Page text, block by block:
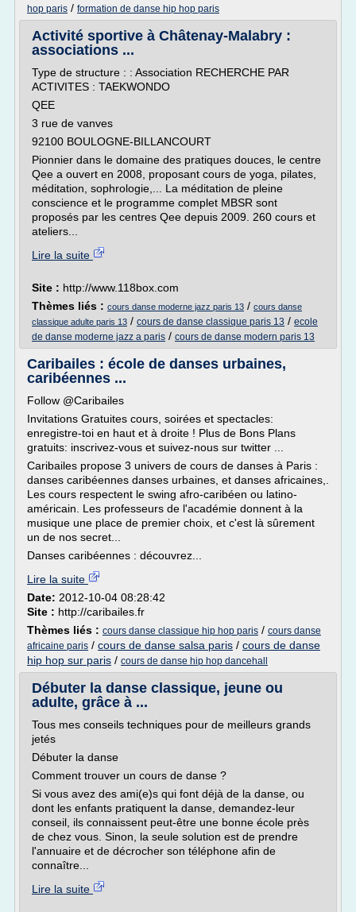
hop paris / formation de danse hip hop paris
Activité sportive à Châtenay-Malabry :
associations ...
Type de structure : : Association RECHERCHE PAR
ACTIVITES : TAEKWONDO
QEE
3 rue de vanves
92100 BOULOGNE-BILLANCOURT
Pionnier dans le domaine des pratiques douces, le centre
Qee a ouvert en 2008, proposant cours de yoga, pilates,
méditation, sophrologie,... La méditation de pleine
conscience et le programme complet MBSR sont
proposés par les centres Qee depuis 2009. 260 cours et
ateliers...
Lire la suite
Site : http://www.118box.com
Thèmes liés : cours danse moderne jazz paris 13 / cours danse
classique adulte paris 13 / cours de danse classique paris 13 / ecole
de danse moderne jazz a paris / cours de danse modern paris 13
Caribailes : école de danses urbaines,
caribéennes ...
Follow @Caribailes
Invitations Gratuites cours, soirées et spectacles:
enregistre-toi en haut et à droite ! Plus de Bons Plans
gratuits: inscrivez-vous et suivez-nous sur twitter ...
Caribailes propose 3 univers de cours de danses à Paris :
danses caribéennes danses urbaines, et danses africaines,.
Les cours respectent le swing afro-caribéen ou latino-
américain. Les professeurs de l'académie donnent à la
musique une place de premier choix, et c'est là sûrement
un de nos secret...
Danses caribéennes : découvrez...
Lire la suite
Date: 2012-10-04 08:28:42
Site : http://caribailes.fr
Thèmes liés : cours danse classique hip hop paris / cours danse
africaine paris / cours de danse salsa paris / cours de danse
hip hop sur paris / cours de danse hip hop dancehall
Débuter la danse classique, jeune ou
adulte, grâce à ...
Tous mes conseils techniques pour de meilleurs grands
jetés
Débuter la danse
Comment trouver un cours de danse ?
Si vous avez des ami(e)s qui font déjà de la danse, ou
dont les enfants pratiquent la danse, demandez-leur
conseil, ils connaissent peut-être une bonne école près
de chez vous. Sinon, la seule solution est de prendre
l'annuaire et de décrocher son téléphone afin de
connaître...
Lire la suite